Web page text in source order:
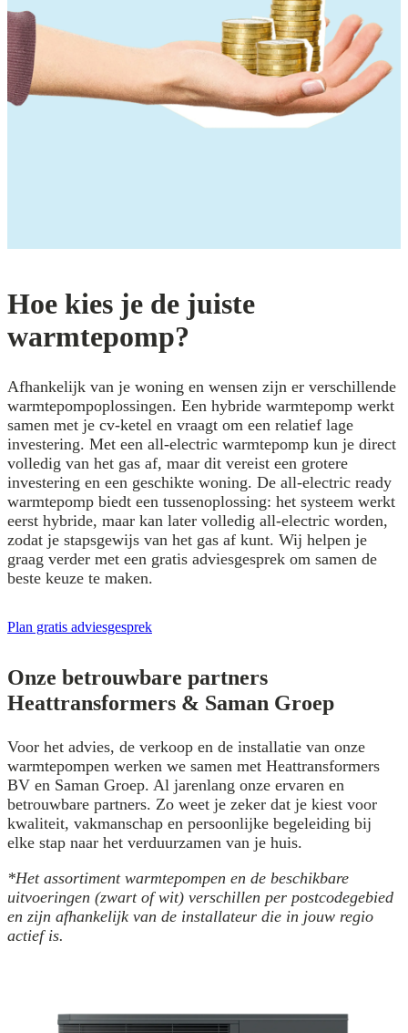
Hoe kies je de juiste
warmtepomp?
Afhankelijk van je woning en wensen zijn er verschillende
warmtepompoplossingen. Een hybride warmtepomp werkt
samen met je cv-ketel en vraagt om een relatief lage
investering. Met een all-electric warmtepomp kun je direct
volledig van het gas af, maar dit vereist een grotere
investering en een geschikte woning. De all-electric ready
warmtepomp biedt een tussenoplossing: het systeem werkt
eerst hybride, maar kan later volledig all-electric worden,
zodat je stapsgewijs van het gas af kunt. Wij helpen je
graag verder met een gratis adviesgesprek om samen de
beste keuze te maken.
Plan gratis adviesgesprek
Onze betrouwbare partners
Heattransformers & Saman Groep
Voor het advies, de verkoop en de installatie van onze
warmtepompen werken we samen met Heattransformers
BV en Saman Groep. Al jarenlang onze ervaren en
betrouwbare partners. Zo weet je zeker dat je kiest voor
kwaliteit, vakmanschap en persoonlijke begeleiding bij
elke stap naar het verduurzamen van je huis.
*Het assortiment warmtepompen en de beschikbare
uitvoeringen (zwart of wit) verschillen per postcodegebied
en zijn afhankelijk van de installateur die in jouw regio
actief is.